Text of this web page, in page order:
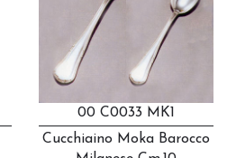
00 C0033 MK1
Cucchiaino Moka Barocco